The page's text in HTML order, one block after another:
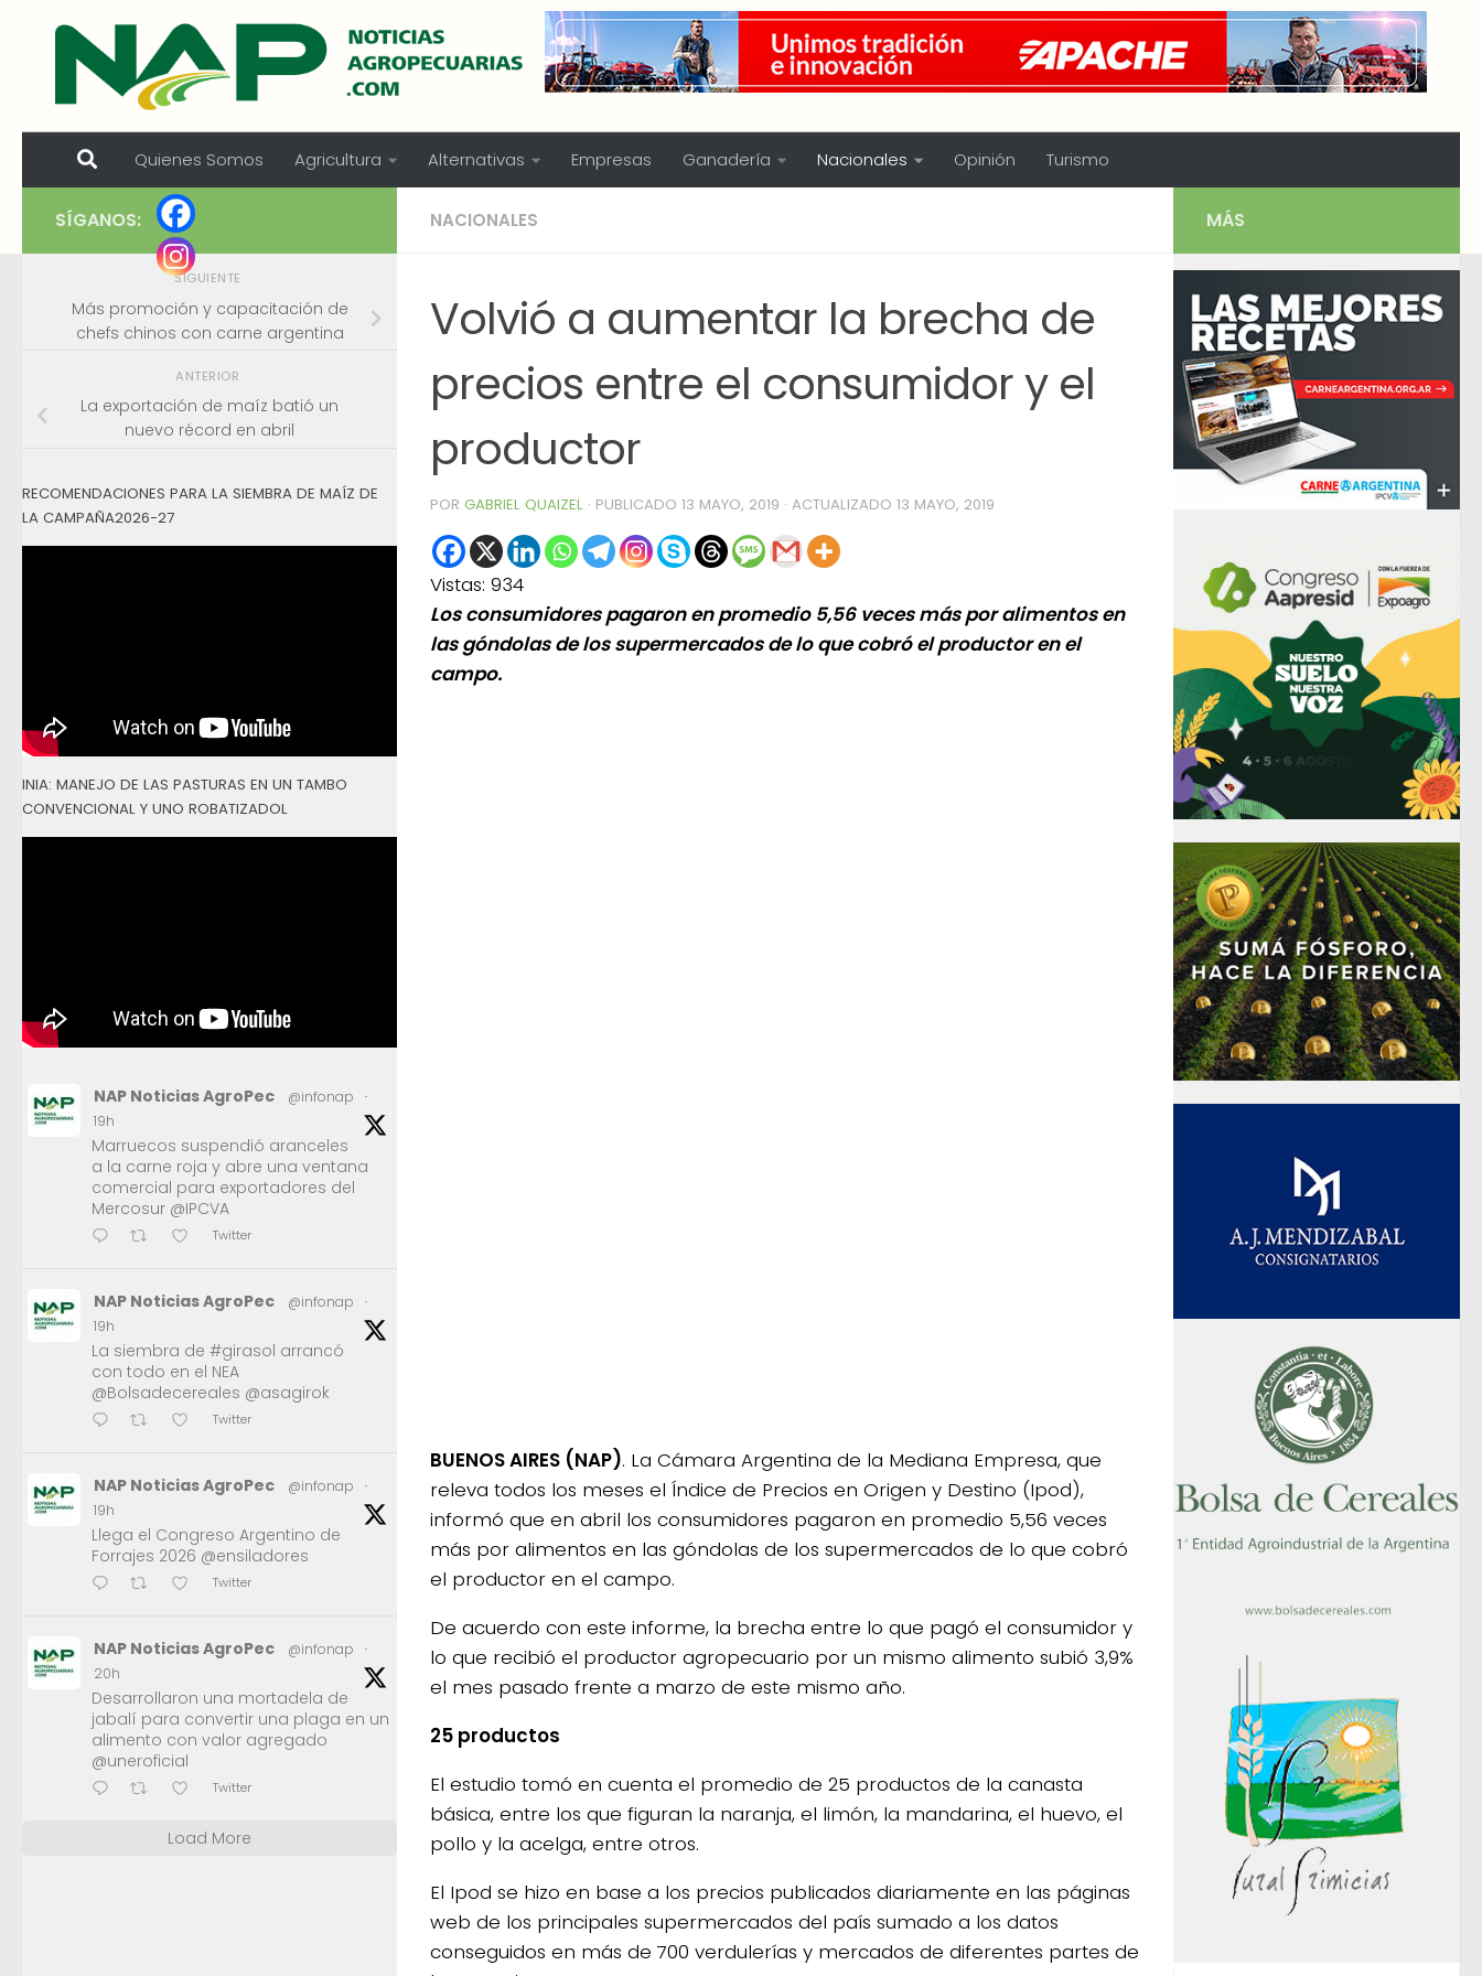
Skip to content
Quienes Somos Agricultura Alternativas Empresas Ganadería Nacionales Opinión Turismo
NACIONALES
Volvió a aumentar la brecha de
precios entre el consumidor y el
productor
POR GABRIEL QUAIZEL · PUBLICADO 13 MAYO, 2019 · ACTUALIZADO 13 MAYO, 2019
Vistas: 934
Los consumidores pagaron en promedio 5,56 veces más por alimentos en
las góndolas de los supermercados de lo que cobró el productor en el
campo.
BUENOS AIRES (NAP). La Cámara Argentina de la Mediana Empresa, que
releva todos los meses el Índice de Precios en Origen y Destino (Ipod),
informó que en abril los consumidores pagaron en promedio 5,56 veces
más por alimentos en las góndolas de los supermercados de lo que cobró
el productor en el campo.
De acuerdo con este informe, la brecha entre lo que pagó el consumidor y
lo que recibió el productor agropecuario por un mismo alimento subió 3,9%
el mes pasado frente a marzo de este mismo año.
25 productos
El estudio tomó en cuenta el promedio de 25 productos de la canasta
básica, entre los que figuran la naranja, el limón, la mandarina, el huevo, el
pollo y la acelga, entre otros.
El Ipod se hizo en base a los precios publicados diariamente en las páginas
web de los principales supermercados del país sumado a los datos
conseguidos en más de 700 verdulerías y mercados de diferentes partes de
SÍGANOS:
SIGUIENTE
Más promoción y capacitación de
chefs chinos con carne argentina
ANTERIOR
La exportación de maíz batió un
nuevo récord en abril
RECOMENDACIONES PARA LA SIEMBRA DE MAÍZ DE
LA CAMPAÑA2026-27
INIA: MANEJO DE LAS PASTURAS EN UN TAMBO
CONVENCIONAL Y UNO ROBATIZADOL
NAP Noticias AgroPec @infonap
·
19h
Marruecos suspendió aranceles
a la carne roja y abre una ventana
comercial para exportadores del
Mercosur @IPCVA
Twitter
NAP Noticias AgroPec @infonap
·
19h
La siembra de #girasol arrancó
con todo en el NEA
@Bolsadecereales @asagirok
Twitter
NAP Noticias AgroPec @infonap
·
19h
Llega el Congreso Argentino de
Forrajes 2026 @ensiladores
Twitter
NAP Noticias AgroPec @infonap
·
20h
Desarrollaron una mortadela de
jabalí para convertir una plaga en un
alimento con valor agregado
@uneroficial
Twitter
Load More
MÁS